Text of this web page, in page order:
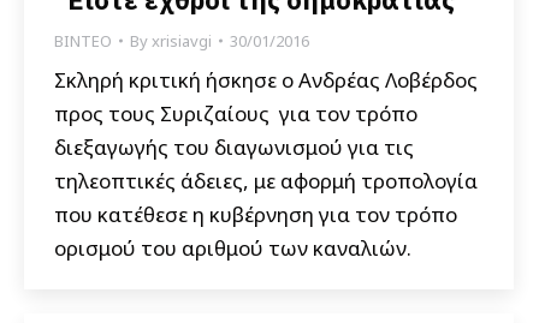
ΒΙΝΤΕΟ Byxrisiavgi 30/01/2016
Σκληρή κριτική ήσκησε ο Ανδρέας Λοβέρδος
προς τους Συριζαίους για τον τρόπο
διεξαγωγής του διαγωνισμού για τις
τηλεοπτικές άδειες, με αφορμή τροπολογία
που κατέθεσε η κυβέρνηση για τον τρόπο
ορισμού του αριθμού των καναλιών.